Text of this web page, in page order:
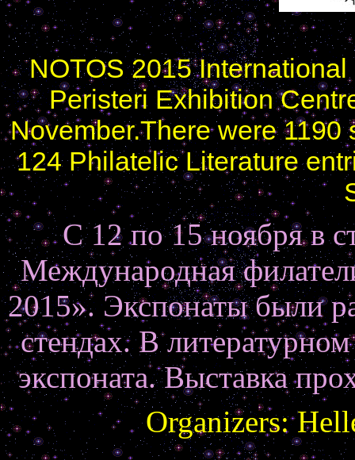
NOTOS 2015
Peristeri Exhibition
November.There were
124 Philatelic Literature
С 12 по 15 ноября в
Международная
2015». Экспонаты были
стендах. В
экспоната. Выставка
Organizers: